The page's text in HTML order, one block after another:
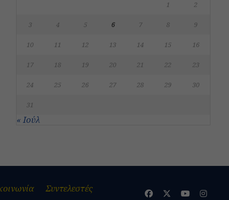
1 2
3 4 5 6 7 8 9
10 11 12 13 14 15 16
17 18 19 20 21 22 23
24 25 26 27 28 29 30
31
« Ιούλ
Συντελεστές